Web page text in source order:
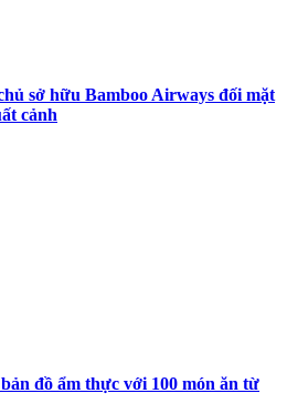
sở hữu Bamboo Airways đối mặt
cảnh
đồ ẩm thực với 100 món ăn từ